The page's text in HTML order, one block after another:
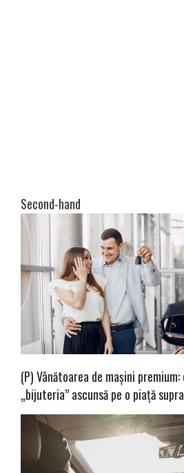
Second-hand
(P) Vânătoarea de mașini
„bijuteria” ascunsă pe o piață